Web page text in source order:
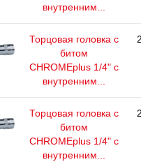
внутренним...
Торцовая головка с
битом
CHROMEplus 1/4" с
внутренним...
Торцовая головка с
битом
CHROMEplus 1/4" с
внутренним...